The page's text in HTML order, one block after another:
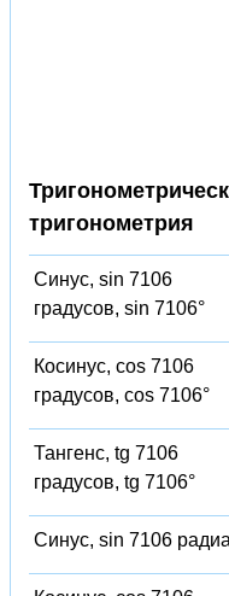
тригонометрия
Синус, sin 7106
градусов, sin 7106°
Косинус, cos 7106
градусов, cos 7106°
Тангенс, tg 7106
градусов, tg 7106°
Синус, sin 7106